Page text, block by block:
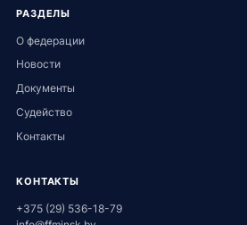
РАЗДЕЛЫ
О федерации
Новости
Документы
Судейство
Контакты
КОНТАКТЫ
+375 (29) 536-18-79